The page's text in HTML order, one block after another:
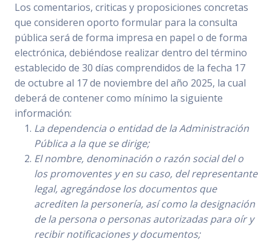
Los comentarios, criticas y proposiciones concretas
que consideren oporto formular para la consulta
pública será de forma impresa en papel o de forma
electrónica, debiéndose realizar dentro del término
establecido de 30 días comprendidos de la fecha 17
de octubre al 17 de noviembre del año 2025, la cual
deberá de contener como mínimo la siguiente
información:
La dependencia o entidad de la Administración
Pública a la que se dirige;
El nombre, denominación o razón social del o
los promoventes y en su caso, del representante
legal, agregándose los documentos que
acrediten la personería, así como la designación
de la persona o personas autorizadas para oír y
recibir notificaciones y documentos;